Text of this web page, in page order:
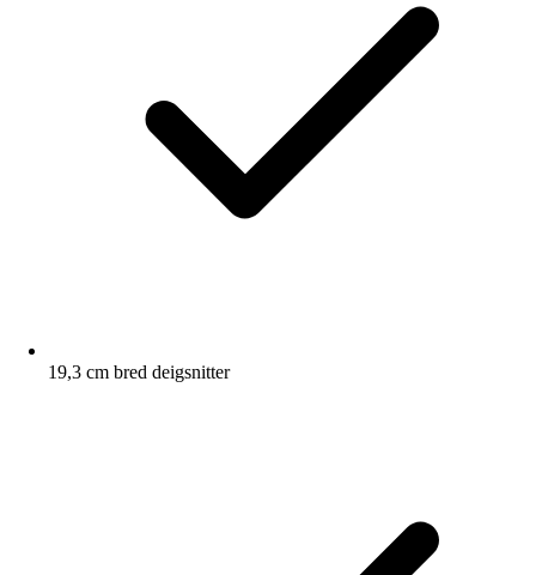
19,3 cm bred deigsnitter